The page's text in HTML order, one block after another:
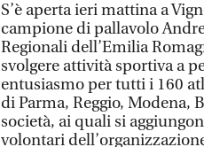
S’è aperta ieri mattina a
campione di pallavolo
Regionali dell’Emilia
svolgere attività sportiva a
entusiasmo per tutti i 160
di Parma, Reggio, Modena,
società, ai quali si
volontari